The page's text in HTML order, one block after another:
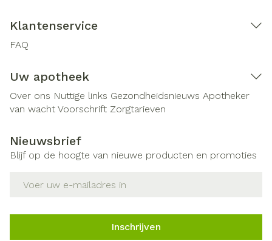
Klantenservice
FAQ
Uw apotheek
Over ons Nuttige links Gezondheidsnieuws Apotheker
van wacht Voorschrift Zorgtarieven
Nieuwsbrief
Blijf op de hoogte van nieuwe producten en promoties
Inschrijven